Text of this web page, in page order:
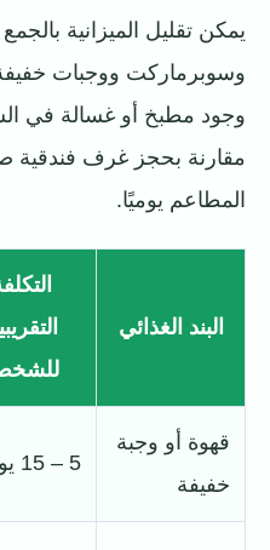
يمكن تقليل الميزانية
وسوبرماركت ووجبات خفيفة
وجود مطبخ أو غسالة في
مقارنة بحجز غرف فندقية
المطاعم يوميًا.
البند الغذائي
قهوة أو وجبة
خفيفة
5 – 15 يورو